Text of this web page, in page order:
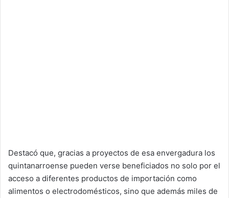
Destacó que, gracias a proyectos de esa envergadura los
quintanarroense pueden verse beneficiados no solo por el
acceso a diferentes productos de importación como
alimentos o electrodomésticos, sino que además miles de